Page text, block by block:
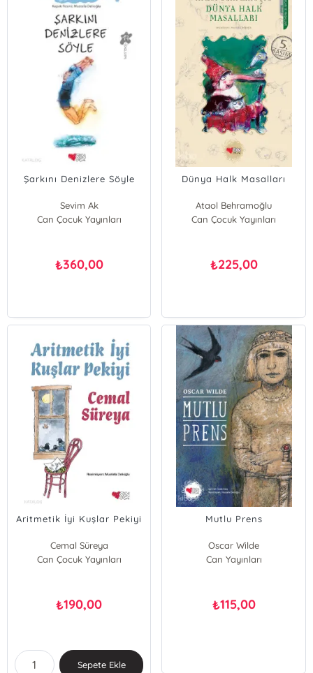
Şarkını Denizlere Söyle
Sevim Ak
Can Çocuk Yayınları
₺360,00
Dünya Halk Masalları
Ataol Behramoğlu
Can Çocuk Yayınları
₺225,00
Aritmetik İyi Kuşlar Pekiyi
Cemal Süreya
Can Çocuk Yayınları
₺190,00
Sepete Ekle
Mutlu Prens
Oscar Wilde
Can Yayınları
₺115,00